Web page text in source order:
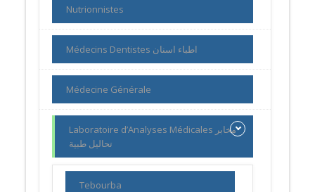
Nutrionnistes
Médecins Dentistes اطباء اسنان
Médecine Générale
Laboratoire d’Analyses Médicales مخابر
تحاليل طبية
Tebourba